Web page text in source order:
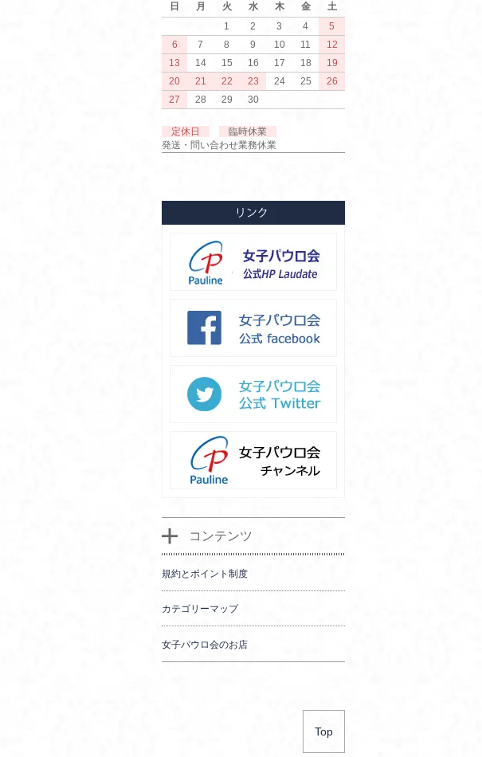
日
月 火 水 木 金
土
1
2 3 4
5
6
7 8 9 10 11
12
13
14 15 16 17 18
19
20
21 22 23 24 25
26
27
28 29 30
定休日
臨時休業
発送・問い合わせ業務休業
コンテンツ
規約とポイント制度
カテゴリーマップ
女子パウロ会のお店
Top